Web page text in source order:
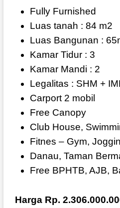
Fully Furnished
Luas tanah : 84 m2
Luas Bangunan :
Kamar Tidur : 3
Kamar Mandi : 2
Legalitas : SHM +
Carport 2 mobil
Free Canopy
Club House,
Fitnes – Gym,
Danau, Taman
Free BPHTB, AJB,
Harga Rp.